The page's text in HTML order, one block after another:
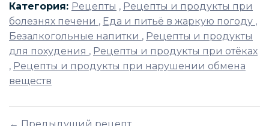
Категория: Рецепты , Рецепты и продукты при
болезнях печени , Еда и питьё в жаркую погоду ,
Безалкогольные напитки , Рецепты и продукты
для похудения , Рецепты и продукты при отёках
, Рецепты и продукты при нарушении обмена
веществ